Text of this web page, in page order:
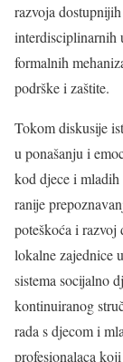
razvoja dostupnijih
interdisciplinarnih
formalnih
podrške i zaštite.
Tokom diskusije
u ponašanju i
kod djece i mladih
ranije
poteškoća i razvoj
lokalne zajednice
sistema socijalno
kontinuiranog
rada s djecom i
profesionalaca